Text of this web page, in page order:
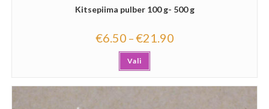
Kitsepiima pulber 100 g- 500 g
€6.50 –€21.90
Vali